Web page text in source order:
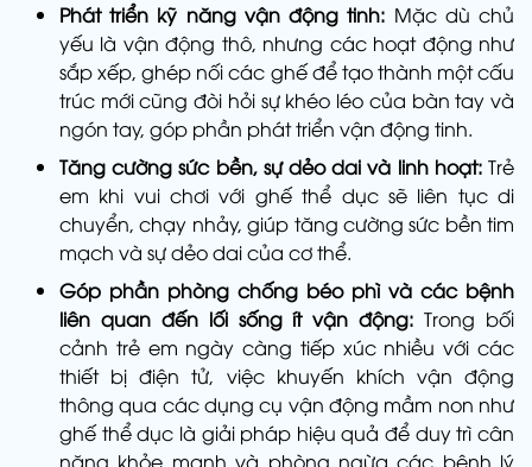
Phát triển kỹ năng vận động tinh: Mặc dù chủ
yếu là vận động thô, nhưng các hoạt động như
sắp xếp, ghép nối các ghế để tạo thành một cấu
trúc mới cũng đòi hỏi sự khéo léo của bàn tay và
ngón tay, góp phần phát triển vận động tinh.
Tăng cường sức bền, sự dẻo dai và linh hoạt: Trẻ
em khi vui chơi với ghế thể dục sẽ liên tục di
chuyển, chạy nhảy, giúp tăng cường sức bền tim
mạch và sự dẻo dai của cơ thể.
Góp phần phòng chống béo phì và các bệnh
liên quan đến lối sống ít vận động:Trong bối
cảnh trẻ em ngày càng tiếp xúc nhiều với các
thiết bị điện tử, việc khuyến khích vận động
thông qua các dụng cụ vận động mầm non như
ghế thể dục là giải pháp hiệu quả để duy trì cân
nặng khỏe mạnh và phòng ngừa các bệnh lý